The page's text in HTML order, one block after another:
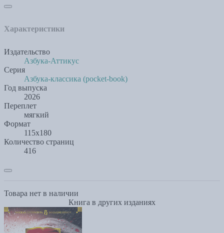
Характеристики
Издательство
Азбука-Аттикус
Серия
Азбука-классика (pocket-book)
Год выпуска
2026
Переплет
мягкий
Формат
115х180
Количество страниц
416
Товара нет в наличии
Книга в других изданиях